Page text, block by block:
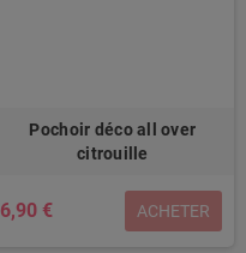
Pochoir déco all over
citrouille
6,90 € ACHETER